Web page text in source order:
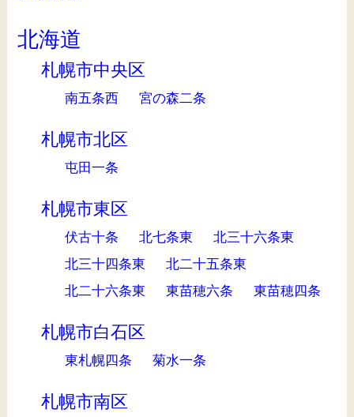
北海道
札幌市中央区
南五条西 宮の森二条
札幌市北区
屯田一条
札幌市東区
伏古十条 北七条東
北三十六条東
北三十四条東
北二十五条東
北二十六条東
東苗穂六条 東苗穂四条
札幌市白石区
東札幌四条 菊水一条
札幌市南区